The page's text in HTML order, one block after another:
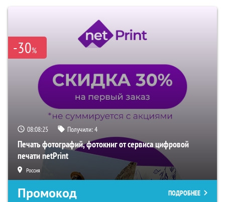
-30%
08:08:24 Получили:4
Печать фотографий, фотокниг от сервиса цифровой
печати netPrint
Россия
Промокод ПОДРОБНЕЕ